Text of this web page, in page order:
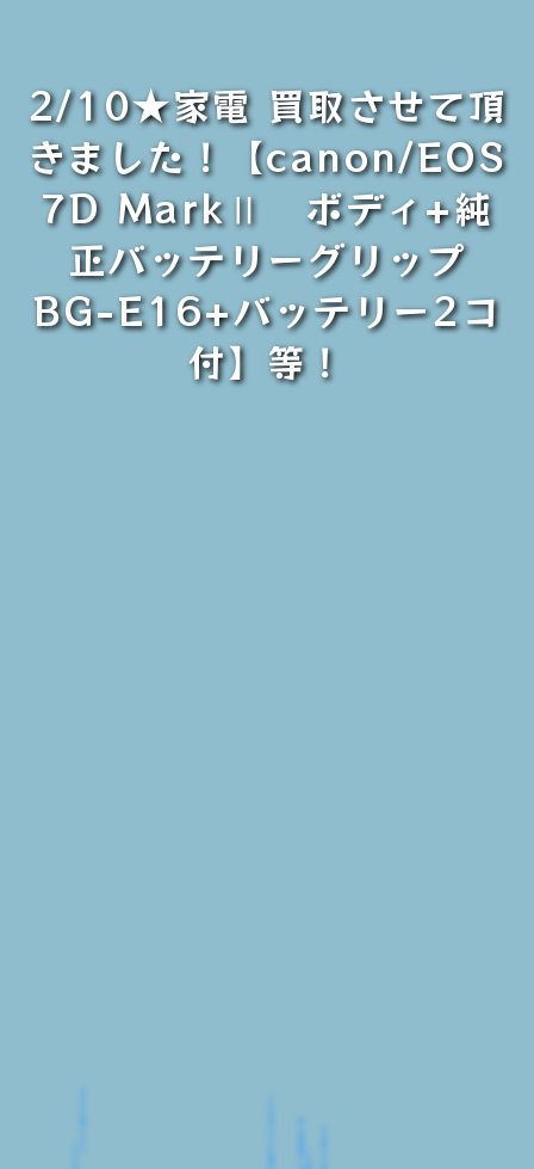
2/10★家電 買取させて頂
きました！【canon/EOS
7D MarkⅡ ボディ+純
正バッテリーグリップ
BG-E16+バッテリー2コ
付】等！